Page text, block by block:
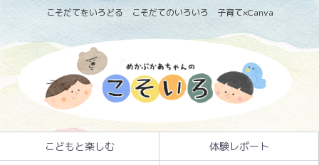
こそだてをいろどる こそだてのいろいろ 子育て×Canva
こどもと楽しむ 体験レポート